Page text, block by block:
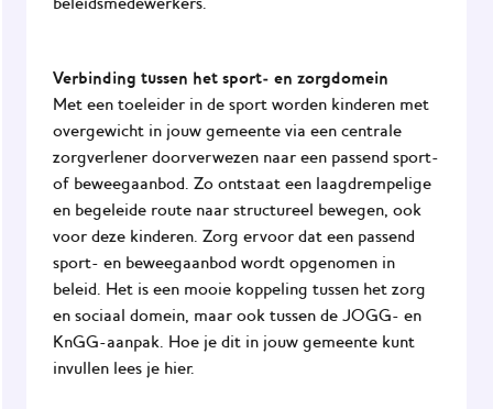
Verbinding tussen het sport- en zorgdomein
Met een toeleider in de sport worden kinderen met
overgewicht in jouw gemeente via een centrale
zorgverlener doorverwezen naar een passend sport-
of beweegaanbod. Zo ontstaat een laagdrempelige
en begeleide route naar structureel bewegen, ook
voor deze kinderen. Zorg ervoor dat een passend
sport- en beweegaanbod wordt opgenomen in
beleid. Het is een mooie koppeling tussen het zorg
en sociaal domein, maar ook tussen de JOGG- en
KnGG-aanpak. Hoe je dit in jouw gemeente kunt
invullen lees je hier.